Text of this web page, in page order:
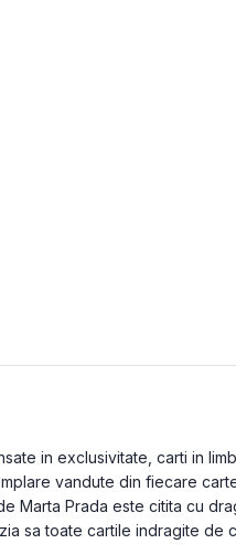
in exclusivitate, carti in
vandute din fiecare
Marta Prada este citita cu
sa toate cartile indragite de